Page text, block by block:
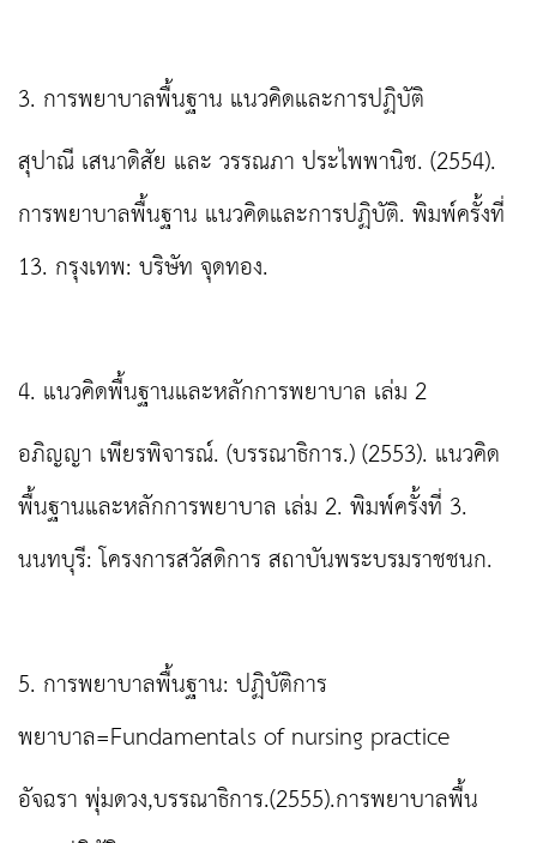
3. การพยาบาลพื้นฐาน แนวคิดและการปฏิบัติ
สุปาณี เสนาดิสัย และ วรรณภา ประไพพานิช. (2554).
การพยาบาลพื้นฐาน แนวคิดและการปฏิบัติ. พิมพ์ครั้งที่
13. กรุงเทพ: บริษัท จุดทอง.
4. แนวคิดพื้นฐานและหลักการพยาบาล เล่ม 2
อภิญญา เพียรพิจารณ์. (บรรณาธิการ.) (2553). แนวคิด
พื้นฐานและหลักการพยาบาล เล่ม 2. พิมพ์ครั้งที่ 3.
นนทบุรี: โครงการสวัสดิการ สถาบันพระบรมราชชนก.
5. การพยาบาลพื้นฐาน: ปฏิบัติการ
พยาบาล=Fundamentals of nursing practice
อัจฉรา พุ่มดวง,บรรณาธิการ.(2555).การพยาบาลพื้น